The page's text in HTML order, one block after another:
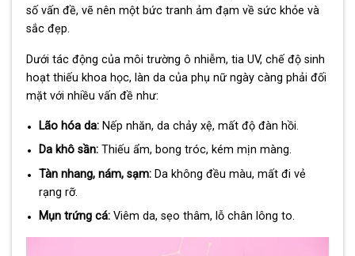
số vấn đề, vẽ nên một bức tranh ảm đạm về sức khỏe và
sắc đẹp.
Dưới tác động của môi trường ô nhiễm, tia UV, chế độ sinh
hoạt thiếu khoa học, làn da của phụ nữ ngày càng phải đối
mặt với nhiều vấn đề như:
Lão hóa da:Nếp nhăn, da chảy xệ, mất độ đàn hồi.
Da khô sần:Thiếu ẩm, bong tróc, kém mịn màng.
Tàn nhang, nám, sạm:Da không đều màu, mất đi vẻ
rạng rỡ.
Mụn trứng cá:Viêm da, sẹo thâm, lỗ chân lông to.